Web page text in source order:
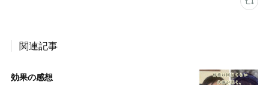
関連記事
効果の感想